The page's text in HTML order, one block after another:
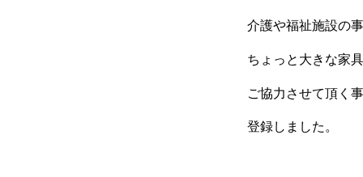
介護や福祉施設の
ちょっと大きな家
ご協力させて頂く
登録しました。